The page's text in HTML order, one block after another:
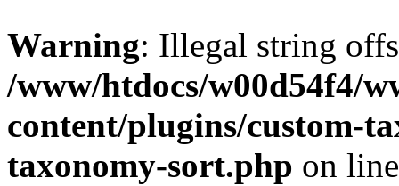
Warning: Illegal string
/www/htdocs/w00d54f4/
content/plugins/custom-
taxonomy-sort.php on